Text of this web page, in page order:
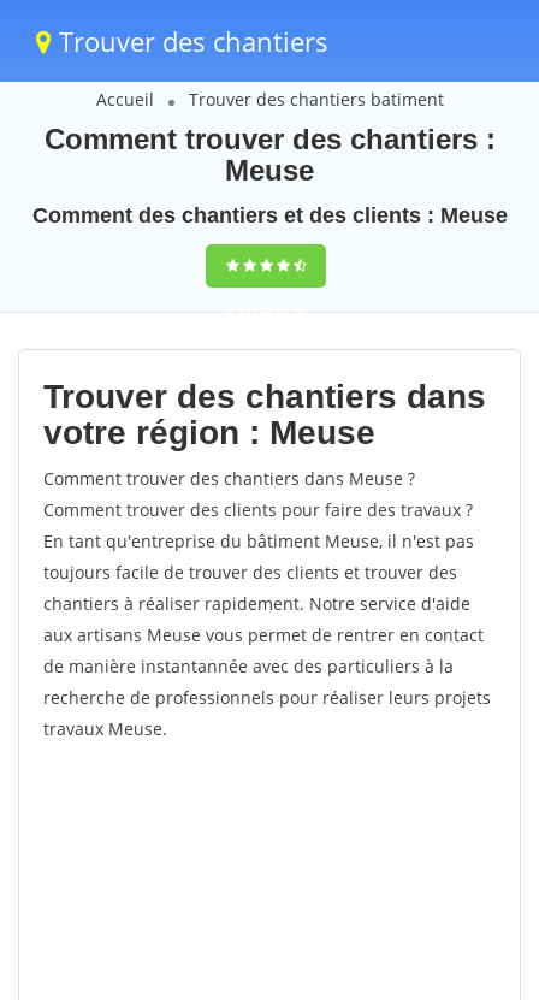
Trouver des chantiers
Accueil Trouver des chantiers batiment
Comment trouver des chantiers :
Meuse
Comment des chantiers et des clients : Meuse
9,5(100%)36
votes
Trouver des chantiers dans
votre région : Meuse
Comment trouver des chantiers dans Meuse ?
Comment trouver des clients pour faire des travaux ?
En tant qu'entreprise du bâtiment Meuse, il n'est pas
toujours facile de trouver des clients et trouver des
chantiers à réaliser rapidement. Notre service d'aide
aux artisans Meuse vous permet de rentrer en contact
de manière instantannée avec des particuliers à la
recherche de professionnels pour réaliser leurs projets
travaux Meuse.